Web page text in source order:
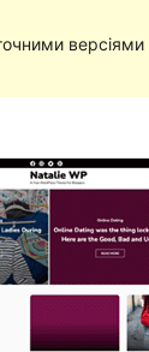
версіями